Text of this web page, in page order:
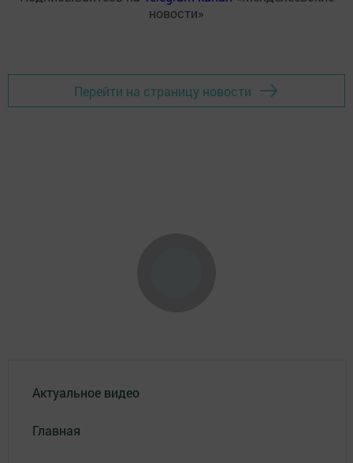
новости»
Перейти на страницу новости
Актуальное видео
Главная